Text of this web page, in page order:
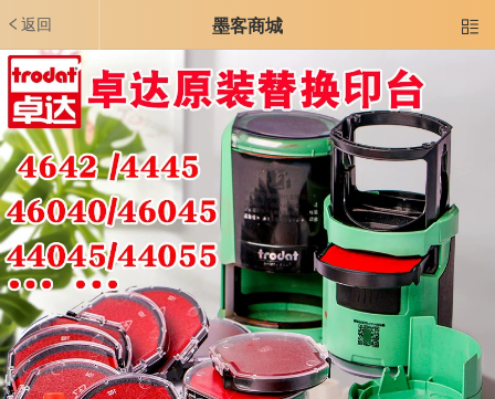
返回 墨客商城 